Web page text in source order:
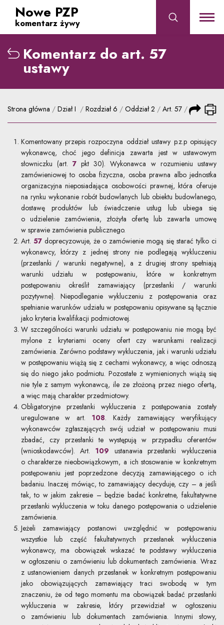
Nowe PZP
komentarz żywy
albo przejdź do wyszukiwania po numerze artykułu
Komentarz do art. 57
ustawy
Strona główna / Dział I / Rozdział 6 / Oddział 2 / Art. 57 /
Komentowany przepis rozpoczyna oddział ustawy p.z.p opisujący
wykonawcę, choć jego definicja zawarta jest w ustawowym
słowniczku (art. 7pkt 30). Wykonawca w rozumieniu ustawy
zamówieniowej to osoba fizyczna, osoba prawna albo jednostka
organizacyjna nieposiadająca osobowości prawnej, która oferuje
na rynku wykonanie robót budowlanych lub obiektu budowlanego,
dostawę produktów lub świadczenie usług lub ubiega się
o udzielenie zamówienia, złożyła ofertę lub zawarła umowę
w sprawie zamówienia publicznego.
Art. 57doprecyzowuje, że o zamówienie mogą się starać tylko ci
wykonawcy, którzy z jednej strony nie podlegają wykluczeniu
(przesłanki / warunki negatywne), a z drugiej strony spełniają
warunki udziału w postępowaniu, które w konkretnym
postępowaniu określił zamawiający (przesłanki / warunki
pozytywne). Niepodleganie wykluczeniu z postępowania oraz
spełnianie warunków udziału w postępowaniu opisywane są łącznie
jako kryteria kwalifikacji podmiotowej.
W szczególności warunki udziału w postępowaniu nie mogą być
mylone z kryteriami oceny ofert czy warunkami realizacji
zamówienia. Zarówno podstawy wykluczenia, jak i warunki udziału
w postępowaniu wiążą się z cechami wykonawcy, a więc odnoszą
się do niego jako podmiotu. Pozostałe z wymienionych wiążą się
nie tyle z samym wykonawcą, ile ze złożoną przez niego ofertą,
a więc mają charakter przedmiotowy.
Obligatoryjne przesłanki wykluczenia z postępowania zostały
uregulowane w art.108. Każdy zamawiający weryfikujący
wykonawców zgłaszających swój udział w postępowaniu musi
zbadać, czy przesłanki te występują w przypadku oferentów
(wnioskodawców). Art. 109 ustanawia przesłanki wykluczenia
o charakterze nieobowiązkowym, a ich stosowanie w konkretnym
postępowaniu jest poprzedzone decyzją zamawiającego o ich
badaniu. Inaczej mówiąc, to zamawiający decyduje, czy – a jeśli
tak, to w jakim zakresie – będzie badać konkretne, fakultatywne
przesłanki wykluczenia w toku danego postępowania o udzielenie
zamówienia.
Jeżeli zamawiający postanowi uwzględnić w postępowaniu
wszystkie lub część fakultatywnych przesłanek wykluczenia
wykonawcy, ma obowiązek wskazać te podstawy wykluczenia
w ogłoszeniu o zamówieniu lub dokumentach zamówienia. Wraz
z ustanowieniem danych przesłanek w konkretnym postępowaniu
jako obowiązujących zamawiający traci swobodę w tym
znaczeniu, że od tego momentu ma obowiązek badać przesłanki
wykluczenia w zakresie, który przewidział w ogłoszeniu
o zamówieniu lub dokumentach zamówienia. Innymi słowy,